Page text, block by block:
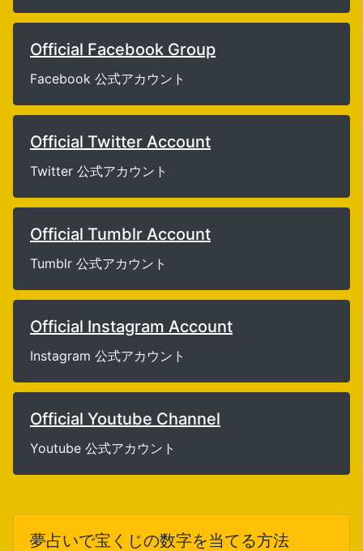
Official Facebook Group
Facebook 公式アカウント
Official Twitter Account
Twitter 公式アカウント
Official Tumblr Account
Tumblr 公式アカウント
Official Instagram Account
Instagram 公式アカウント
Official Youtube Channel
Youtube 公式アカウント
夢占いで宝くじの数字を当てる方法